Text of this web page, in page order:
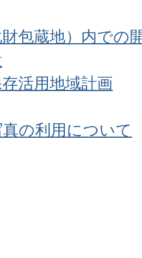
包蔵地）内での
活用地域計画
の利用について